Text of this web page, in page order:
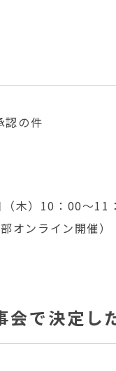
認の件
木）10：00～11
オンライン開催）
会で決定し